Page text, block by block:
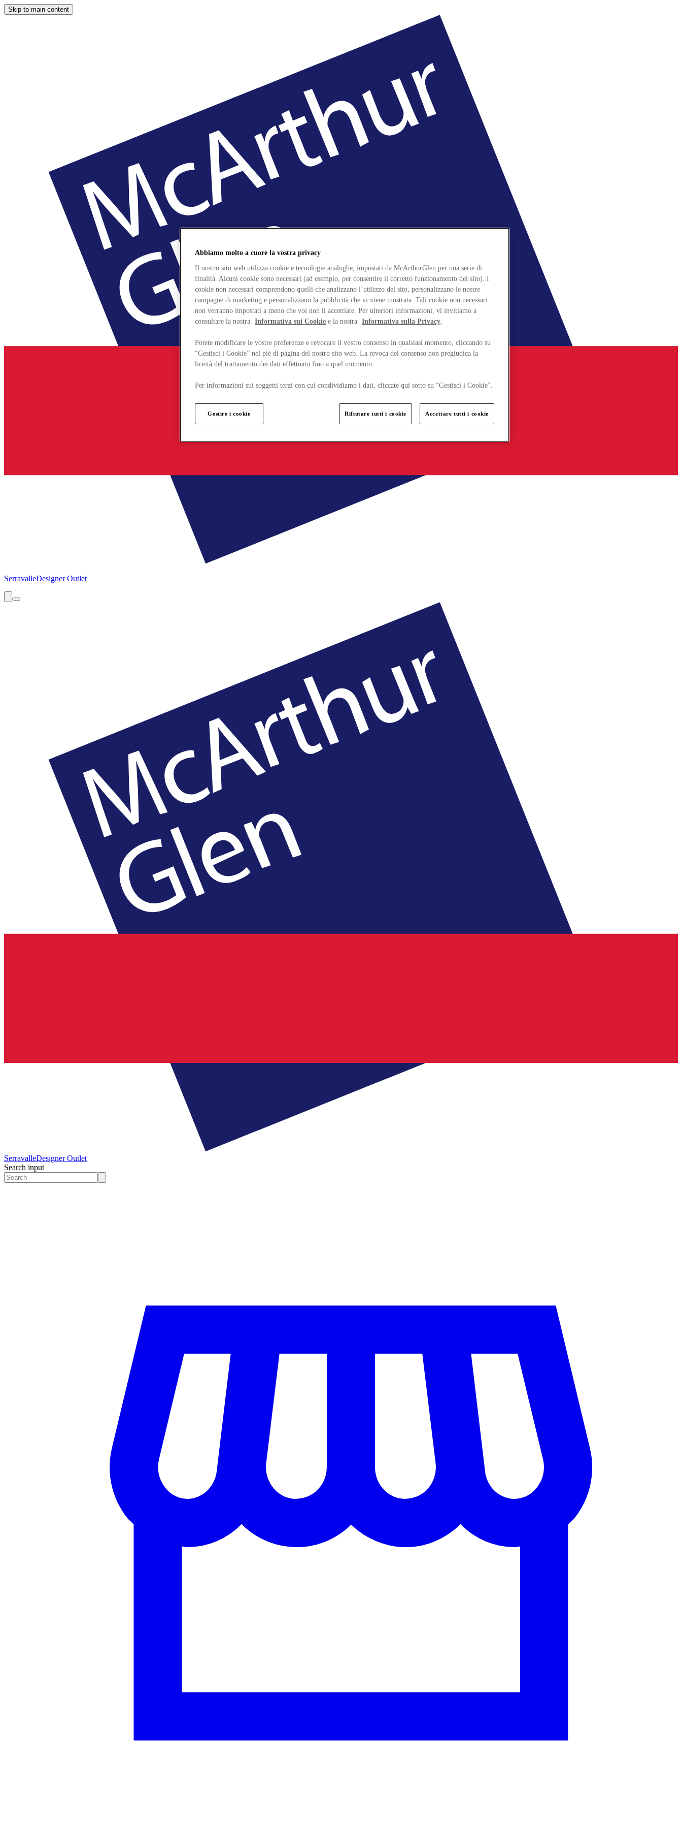
Skip to main content
SerravalleDesigner Outlet
SerravalleDesigner Outlet
Search input
Abbiamo molto a cuore la vostra privacy
Il nostro sito web utilizza cookie e tecnologie analoghe, impostati da McArthurGlen per una serie di
finalità. Alcuni cookie sono necessari (ad esempio, per consentire il corretto funzionamento del sito). I
cookie non necessari comprendono quelli che analizzano l’utilizzo del sito, personalizzano le nostre
campagne di marketing e personalizzano la pubblicità che vi viene mostrata. Tali cookie non necessari
non verranno impostati a meno che voi non li accettiate. Per ulteriori informazioni, vi invitiamo a
consultare la nostra Informativa sui Cookie e la nostra Informativa sulla Privacy.
Potete modificare le vostre preferenze e revocare il vostro consenso in qualsiasi momento, cliccando su
“Gestisci i Cookie” nel piè di pagina del nostro sito web. La revoca del consenso non pregiudica la
liceità del trattamento dei dati effettuato fino a quel momento.
Per informazioni sui soggetti terzi con cui condividiamo i dati, cliccate qui sotto su “Gestisci i Cookie”.
Gestire i cookie Rifiutare tutti i cookie Accettare tutti i cookie